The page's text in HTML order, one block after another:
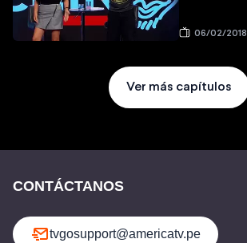
06/02/2018
Ver más capítulos
CONTÁCTANOS
tvgosupport@americatv.pe